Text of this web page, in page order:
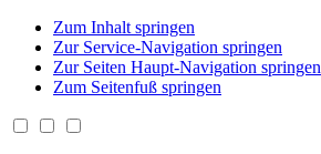
Zum Inhalt springen
Zur Service-Navigation springen
Zur Seiten Haupt-Navigation springen
Zum Seitenfuß springen